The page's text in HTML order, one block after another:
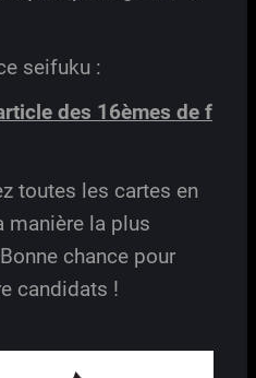
seifuku :
des 16èmes de f
toutes les cartes en
manière la plus
chance pour
candidats !